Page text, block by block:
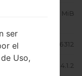
604.11 MiB
Samsung GT-S6312
Jelly Bean 4.1.2
ser
el
Uso,